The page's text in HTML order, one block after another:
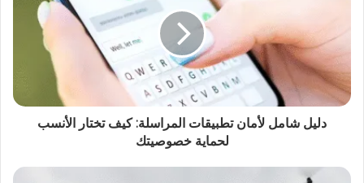
دليل شامل لأمان تطبيقات المراسلة: كيف تختار الأنسب
لحماية خصوصيتك